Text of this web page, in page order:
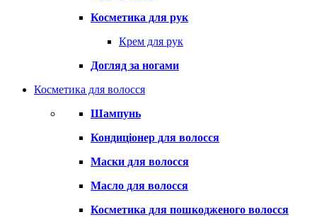
Косметика для рук
Крем для рук
Догляд за ногами
Косметика для волосся
Шампунь
Кондиціонер для волосся
Маски для волосся
Масло для волосся
Косметика для пошкодженого волосся